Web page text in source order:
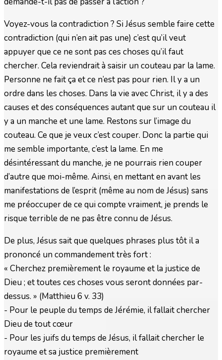
Voyez-vous la contradiction ? Si Jésus semble faire cette
contradiction (qui n’en ait pas une) c’est qu’il veut
appuyer que ce ne sont pas ces choses qu’il faut
chercher. Cela reviendrait à saisir un couteau par la lame.
Personne ne fait ça et ce n’est pas pour rien. Il y a un
ordre dans les choses. Dans la vie avec Christ, il y a des
causes et des conséquences autant que sur un couteau il
y a un manche et une lame. Restons sur l’image du
couteau. Ce que je veux c’est couper. Donc la partie qui
me semble importante, c’est la lame. En me
désintéressant du manche, je ne pourrais rien couper
d’autre que moi-même. Ainsi, en mettant en avant les
manifestations de l’esprit (même au nom de Jésus) sans
me préoccuper de ce qui compte vraiment, je prends le
risque terrible de ne pas être connu de Jésus.
De plus, Jésus sait que quelques phrases plus tôt il a
prononcé un commandement très fort :
« Cherchez premièrement le royaume et la justice de
Dieu ; et toutes ces choses vous seront données par-
dessus. » (Matthieu 6 v. 33)
- Pour le peuple du temps de Jérémie, il fallait chercher
Dieu de tout cœur
- Pour les juifs du temps de Jésus, il fallait chercher le
royaume et sa justice premièrement